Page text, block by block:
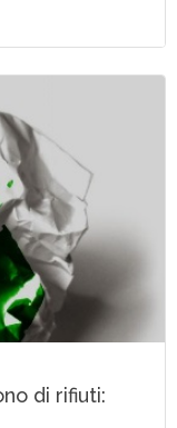
di rifiuti: